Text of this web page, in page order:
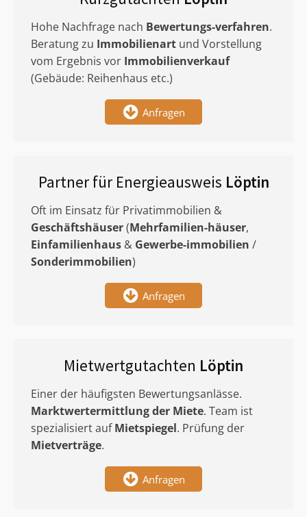
Hohe Nachfrage nach Bewertungs-verfahren.
Beratung zu Immobilienart und Vorstellung
vom Ergebnis vor Immobilienverkauf
(Gebäude: Reihenhaus etc.)
Anfragen
Partner für Energieausweis Löptin
Oft im Einsatz für Privatimmobilien &
Geschäftshäuser(Mehrfamilien-häuser,
Einfamilienhaus & Gewerbe-immobilien /
Sonderimmobilien)
Anfragen
Mietwertgutachten Löptin
Einer der häufigsten Bewertungsanlässe.
Marktwertermittlungder Miete. Team ist
spezialisiert aufMietspiegel. Prüfung der
Mietverträge.
Anfragen